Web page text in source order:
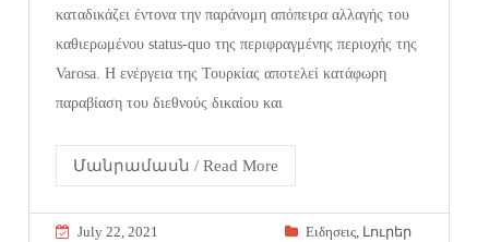
καταδικάζει έντονα την παράνομη απόπειρα αλλαγής του
καθιερωμένου status-quo της περιφραγμένης περιοχής της
Varosa. Η ενέργεια της Τουρκίας αποτελεί κατάφωρη
παραβίαση του διεθνούς δικαίου και
Մանրամասն / Read More
July 22, 2021 Eιδησεις, Լուրեր